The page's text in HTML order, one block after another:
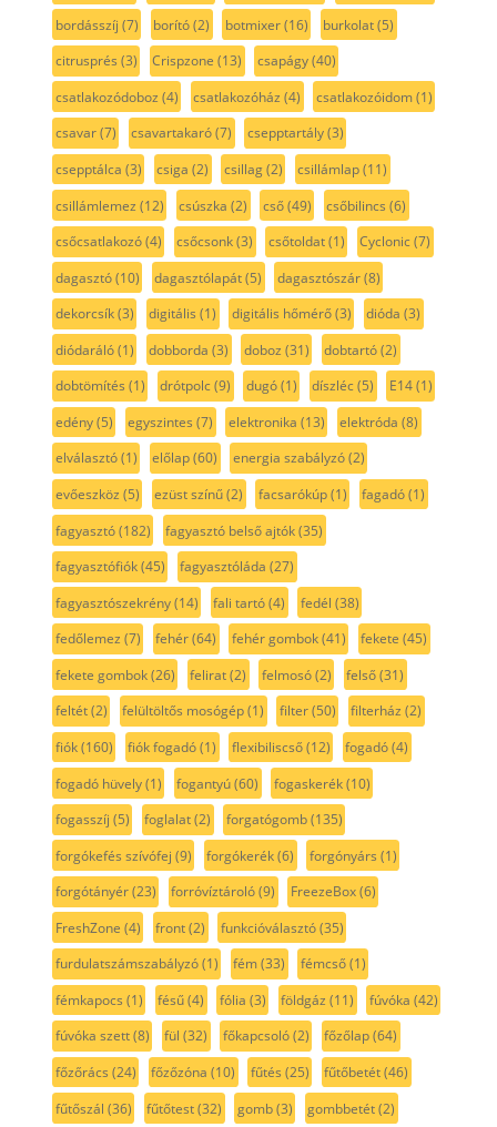
bordásszíj (7) borító(2) botmixer(16) burkolat(5)
citrusprés (3) Crispzone (13) csapágy(40)
csatlakozódoboz (4) csatlakozóház (4) csatlakozóidom(1)
csavar(7) csavartakaró(7) csepptartály(3)
csepptálca (3) csiga (2) csillag(2) csillámlap(11)
csillámlemez (12) csúszka (2) cső(49) csőbilincs (6)
csőcsatlakozó(4) csőcsonk(3) csőtoldat(1) Cyclonic(7)
dagasztó(10) dagasztólapát(5) dagasztószár(8)
dekorcsík(3) digitális (1) digitális hőmérő(3) dióda (3)
diódaráló(1) dobborda (3) doboz (31) dobtartó(2)
dobtömítés (1) drótpolc(9) dugó(1) díszléc(5) E14(1)
edény(5) egyszintes (7) elektronika (13) elektróda (8)
elválasztó(1) előlap(60) energia szabályzó(2)
evőeszköz (5) ezüst színű(2) facsarókúp(1) fagadó(1)
fagyasztó(182) fagyasztó belső ajtók(35)
fagyasztófiók(45) fagyasztóláda (27)
fagyasztószekrény(14) fali tartó(4) fedél (38)
fedőlemez (7) fehér(64) fehér gombok(41) fekete (45)
fekete gombok(26) felirat(2) felmosó(2) felső(31)
feltét(2) felültöltős mosógép(1) filter(50) filterház (2)
fiók(160) fiók fogadó(1) flexibiliscső(12) fogadó(4)
fogadó hüvely(1) fogantyú(60) fogaskerék(10)
fogasszíj (5) foglalat(2) forgatógomb(135)
forgókefés szívófej (9) forgókerék(6) forgónyárs (1)
forgótányér(23) forróvíztároló(9) FreezeBox(6)
FreshZone (4) front(2) funkcióválasztó(35)
furdulatszámszabályzó(1) fém(33) fémcső(1)
fémkapocs (1) fésű(4) fólia (3) földgáz (11) fúvóka (42)
fúvóka szett(8) fül (32) főkapcsoló(2) főzőlap(64)
főzőrács (24) főzőzóna (10) fűtés (25) fűtőbetét(46)
fűtőszál (36) fűtőtest(32) gomb(3) gombbetét(2)